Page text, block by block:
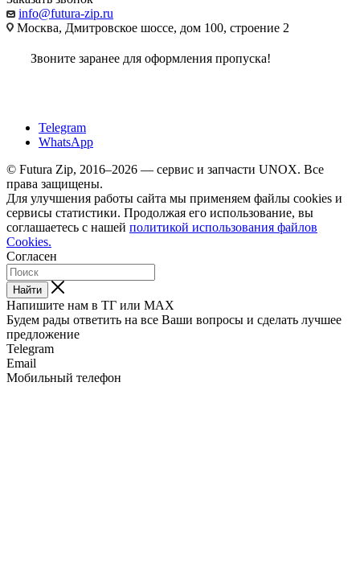
info@futura-zip.ru
Москва, Дмитровское шоссе, дом 100, строение 2
Звоните заранее для оформления пропуска!
Telegram
WhatsApp
© Futura Zip, 2016–2026 — сервис и запчасти UNOX. Все
права защищены.
Для улучшения работы сайта мы применяем файлы cookies и
сервисы статистики. Продолжая его использование, вы
соглашаетесь с нашей политикой использования файлов
Cookies.
Согласен
Найти
Напишите нам в ТГ или MAX
Будем рады ответить на все Ваши вопросы и сделать лучшее
предложение
Telegram
Email
Мобильный телефон